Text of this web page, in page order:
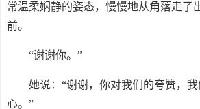
常温柔娴静的姿态，慢慢地从角落走了
前。
“谢谢你。”
她说：“谢谢，你对我们的夸赞，
心。”